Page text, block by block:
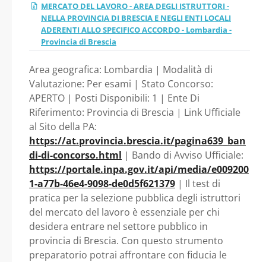
DEGLI ISTRUTTORI -
NELLA PROVINCIA DI
BRESCIA E NEGLI
ENTI LOCALI
ADERENTI ALLO
SPECIFICO ACCORDO
- Lombardia -
Provincia di Brescia
NEGLI ENTI LOCALI
ADERENTI ALLO SPECIFICO
ACCORDO - Lombardia -
Provincia di Brescia
MERCATO DEL LAVORO - AREA DEGLI ISTRUTTORI -
NELLA PROVINCIA DI BRESCIA E NEGLI ENTI LOCALI
ADERENTI ALLO SPECIFICO ACCORDO - Lombardia -
Provincia di Brescia
Area geografica: Lombardia | Modalità di
Valutazione: Per esami | Stato Concorso:
APERTO | Posti Disponibili: 1 | Ente Di
Riferimento: Provincia di Brescia | Link Ufficiale
al Sito della PA:
https://at.provincia.brescia.it/pagina639_ban
di-di-concorso.html | Bando di Avviso Ufficiale:
https://portale.inpa.gov.it/api/media/e009200
1-a77b-46e4-9098-de0d5f621379 | Il test di
pratica per la selezione pubblica degli istruttori
del mercato del lavoro è essenziale per chi
desidera entrare nel settore pubblico in
provincia di Brescia. Con questo strumento
preparatorio potrai affrontare con fiducia le